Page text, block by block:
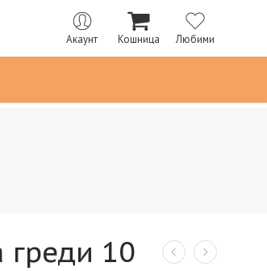
Акаунт Кошница Любими
греди 10